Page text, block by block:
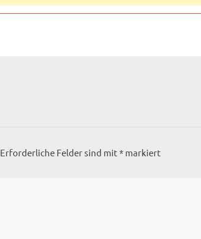
Erforderliche Felder sind mit* markiert